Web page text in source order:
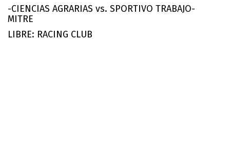
-CIENCIAS AGRARIAS vs. SPORTIVO TRABAJO-
MITRE
LIBRE: RACING CLUB